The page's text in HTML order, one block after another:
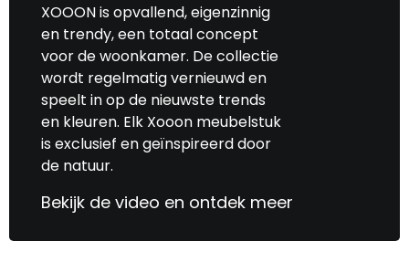
XOOON is opvallend, eigenzinnig
en trendy, een totaal concept
voor de woonkamer. De collectie
wordt regelmatig vernieuwd en
speelt in op de nieuwste trends
en kleuren. Elk Xooon meubelstuk
is exclusief en geïnspireerd door
de natuur.
Bekijk de video en ontdek meer